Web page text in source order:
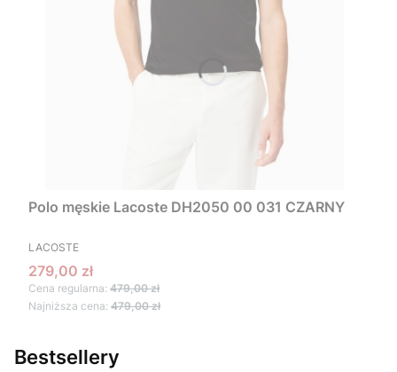
Polo męskie Lacoste DH2050 00 031 CZARNY
PRODUCENT
LACOSTE
Cena promocyjna
279,00 zł
Cena regularna: 479,00 zł
Najniższa cena: 479,00 zł
Bestsellery